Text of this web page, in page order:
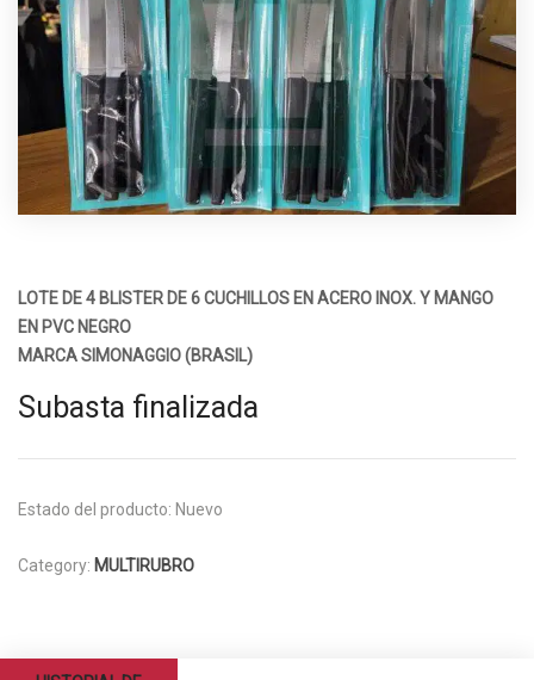
LOTE DE 4 BLISTER DE 6 CUCHILLOS EN ACERO INOX. Y MANGO
EN PVC NEGRO
MARCA SIMONAGGIO (BRASIL)
Subasta finalizada
Estado del producto: Nuevo
Category: MULTIRUBRO